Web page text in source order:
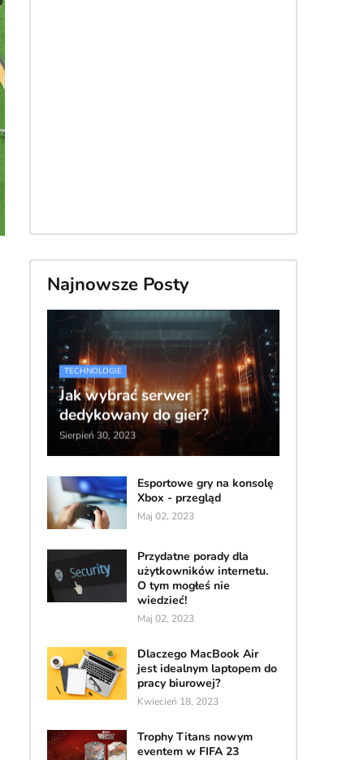
Najnowsze Posty
TECHNOLOGIE
Jak wybrać serwer
dedykowany do gier?
Sierpień 30, 2023
Esportowe gry na konsolę
Xbox - przegląd
Maj 02, 2023
Przydatne porady dla
użytkowników internetu.
O tym mogłeś nie
wiedzieć!
Maj 02, 2023
Dlaczego MacBook Air
jest idealnym laptopem do
pracy biurowej?
Kwiecień 18, 2023
Trophy Titans nowym
eventem w FIFA 23